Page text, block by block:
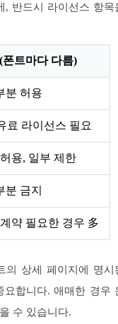
, 반드시 라이선스 항목
폰트마다 다름)
분 허용
료 라이선스 필요
용, 일부 제한
분 금지
약 필요한 경우 多
의 상세 페이지에 명시
요합니다. 애매한 경우
수 있습니다.